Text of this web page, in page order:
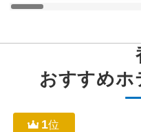
おすすめ
1位